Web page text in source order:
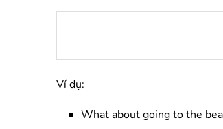
Ví dụ:
What about going to the